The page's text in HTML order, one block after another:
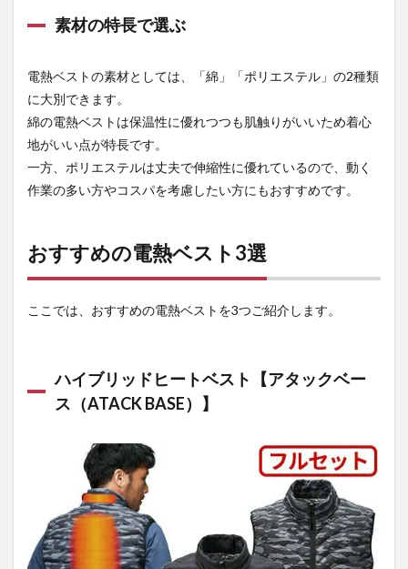
4.1
電熱
トの
通販
なら
【作
専門
店 ま
もる
君】
素材の特長で選ぶ
電熱ベストの素材としては、「綿」「ポリエステル」の2種類
に大別できます。
綿の電熱ベストは保温性に優れつつも肌触りがいいため着心
地がいい点が特長です。
一方、ポリエステルは丈夫で伸縮性に優れているので、動く
作業の多い方やコスパを考慮したい方にもおすすめです。
おすすめの電熱ベスト3選
ここでは、おすすめの電熱ベストを3つご紹介します。
ハイブリッドヒートベスト【アタックベー
ス（ATACK BASE）】